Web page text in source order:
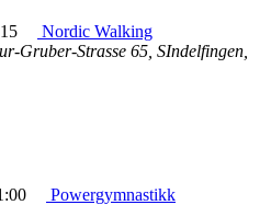
Nordic Walking
Gruber-Strasse 65, SIndelfingen,
Powergymnastikk